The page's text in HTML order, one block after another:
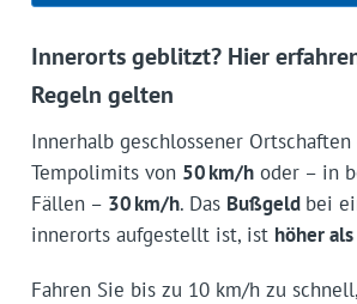
Innerorts geblitzt? Hier
Regeln gelten
Innerhalb geschlossener
Tempolimits von 50 km/hoder – in
Fällen – 30 km/h. Das Bußgeld bei
innerorts aufgestellt ist, ist höher
Fahren Sie bis zu 10 km/h zu